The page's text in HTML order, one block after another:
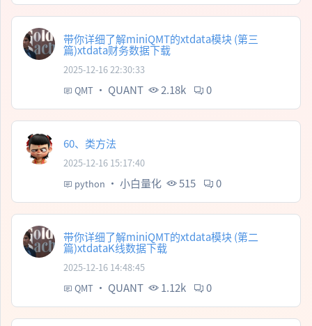
带你详细了解miniQMT的xtdata模块 (第三
篇)xtdata财务数据下载
2025-12-16 22:30:33
QMT · QUANT 2.18k 0
60、类方法
2025-12-16 15:17:40
python · 小白量化 515 0
带你详细了解miniQMT的xtdata模块 (第二
篇)xtdataK线数据下载
2025-12-16 14:48:45
QMT · QUANT 1.12k 0